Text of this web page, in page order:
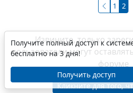
1 2
Извините, только
пользователи могут
форуме
Кликните для того,
Получите полный доступ к
бесплатно на 3 дня!
Получить доступ